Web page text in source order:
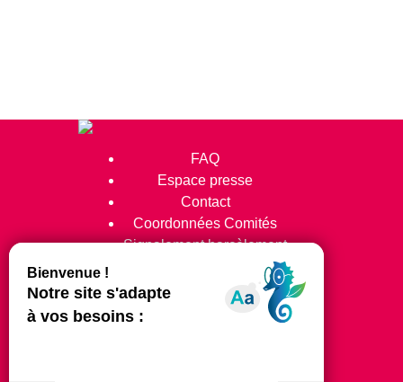
FAQ
Espace presse
Contact
Coordonnées Comités
Signalement harcèlement
Suivez-nous !